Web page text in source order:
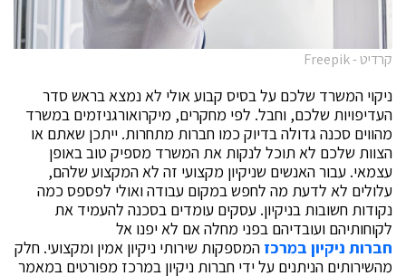
קרדיט - Freepik
ניקוי המשרד שלכם על בסיס קבוע אולי לא נמצא בראש סדר
העדיפויות שלכם, וחבל. לפי מחקרים, מיקרואורגניזמים במשרד
מהווים סכנה גדולה בדיוק כמו חברות מתחרות. ייתכן שאתם או
הצוות שלכם לא תוכל לנקות את המשרד מספיק טוב באופן
עצמאי. עבור האנשים שניקיון מקצועי זה לא המקצוע שלהם,
עלולים לא לדעת מה לחפש במקום עבודה ואולי לפספס כמה
נקודות חשובות בניקיון. עסקים עומדים בסכנה להעמיד את
לקוחותיהם ועובדיהם בפני מחלה אם לא יפנו אל
חברות ניקיון במרכזהמספקות שירותי ניקיון אמין ומקצועי. חלק
מהשירותים הניתנים על ידי חברות ניקיון במרכז מפורטים במאמר